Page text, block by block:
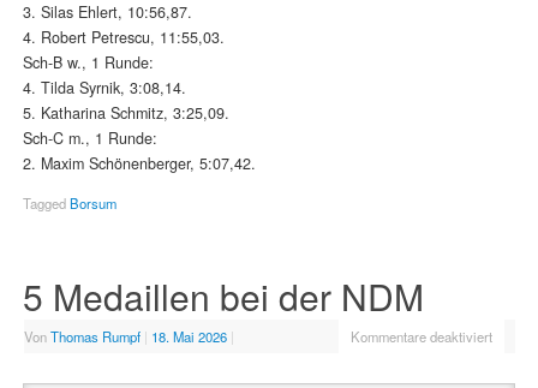
3. Silas Ehlert, 10:56,87.
4. Robert Petrescu, 11:55,03.
Sch-B w., 1 Runde:
4. Tilda Syrnik, 3:08,14.
5. Katharina Schmitz, 3:25,09.
Sch-C m., 1 Runde:
2. Maxim Schönenberger, 5:07,42.
TaggedBorsum
5 Medaillen bei der NDM
VonThomas Rumpf | 18. Mai 2026 | Kommentare deaktiviert